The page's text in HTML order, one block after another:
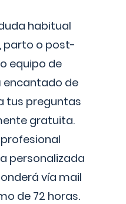
habitual
parto o post-
equipo de
de
tus preguntas
gratuita.
personalizada
vía mail
de 72 horas.